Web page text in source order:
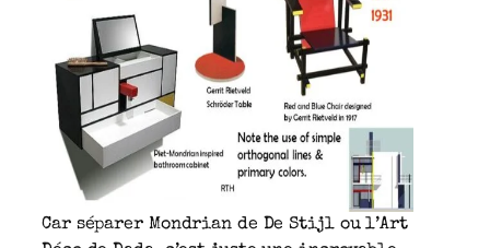
Car séparer Mondrian de De Stijl ou l’Art